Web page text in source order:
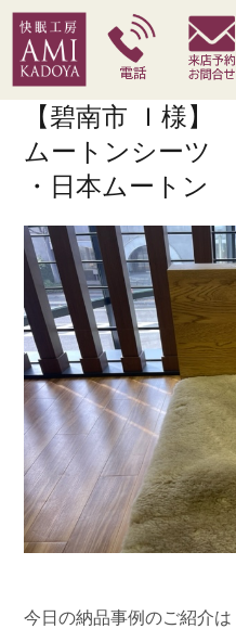
快眠枕 腰痛対策寝具
【碧南市 Ｉ様】
ムートンシーツ
・日本ムートン
今日の納品事例のご紹介は